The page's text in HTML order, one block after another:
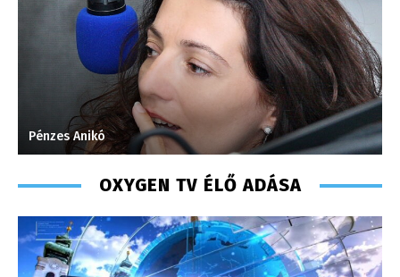
Pénzes Anikó
OXYGEN TV ÉLŐ ADÁSA